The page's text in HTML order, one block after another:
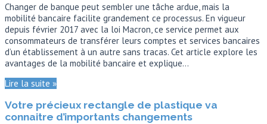
Changer de banque peut sembler une tâche ardue, mais la
mobilité bancaire facilite grandement ce processus. En vigueur
depuis février 2017 avec la loi Macron, ce service permet aux
consommateurs de transférer leurs comptes et services bancaires
d’un établissement à un autre sans tracas. Cet article explore les
avantages de la mobilité bancaire et explique…
Lire la suite »
Votre précieux rectangle de plastique va
connaitre d’importants changements